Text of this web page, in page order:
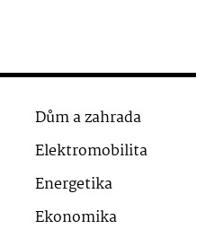
Dům a zahrada
Elektromobilita
Energetika
Ekonomika